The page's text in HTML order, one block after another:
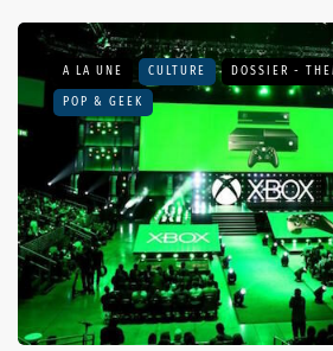
A LA UNE CULTURE DOSSIER -
POP & GEEK